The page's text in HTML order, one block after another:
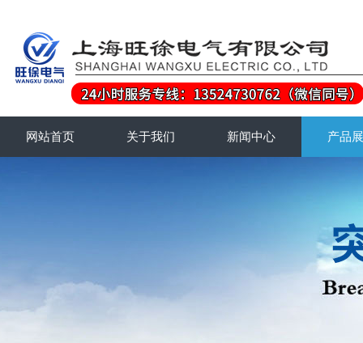
网站首页 关于我们 新闻中心 产品